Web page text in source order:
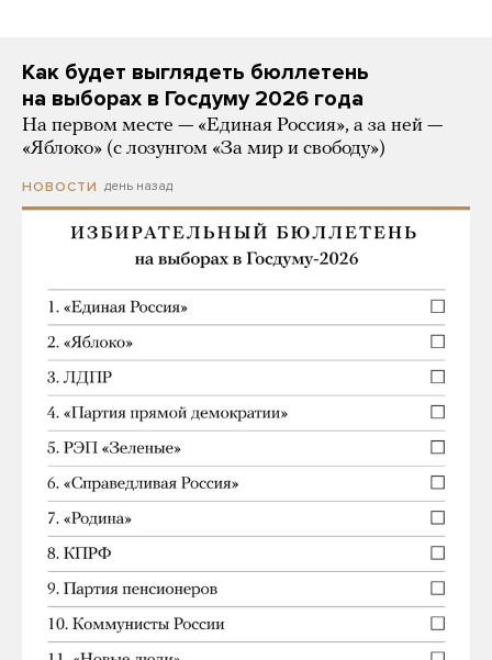
Как будет выглядеть бюллетень
на выборах в Госдуму 2026 года
На первом месте — «Единая Россия», а за ней —
«Яблоко» (с лозунгом «За мир и свободу»)
НОВОСТИ день назад